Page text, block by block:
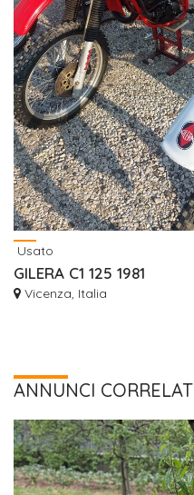
Usato
GILERA C1 125 1981
Vicenza, Italia
ANNUNCI